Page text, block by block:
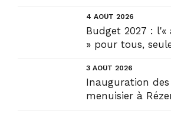
4 AOÛT 2026
Budget 2027 : l'«
» pour tous,
3 AOÛT 2026
Inauguration
menuisier à